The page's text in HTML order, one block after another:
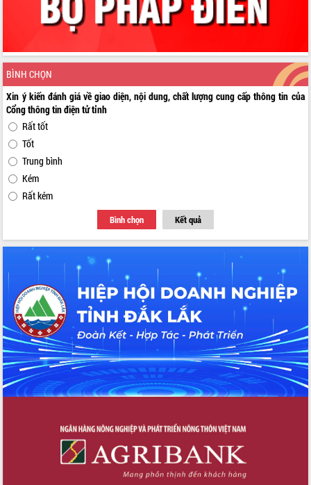
BÌNH CHỌN
Xin ý kiến đánh giá về giao diện, nội dung, chất lượng cung cấp thông tin của
Cổng thông tin điện tử tỉnh
Rất tốt
Tốt
Trung bình
Kém
Rất kém
Bình chọn Kết quả